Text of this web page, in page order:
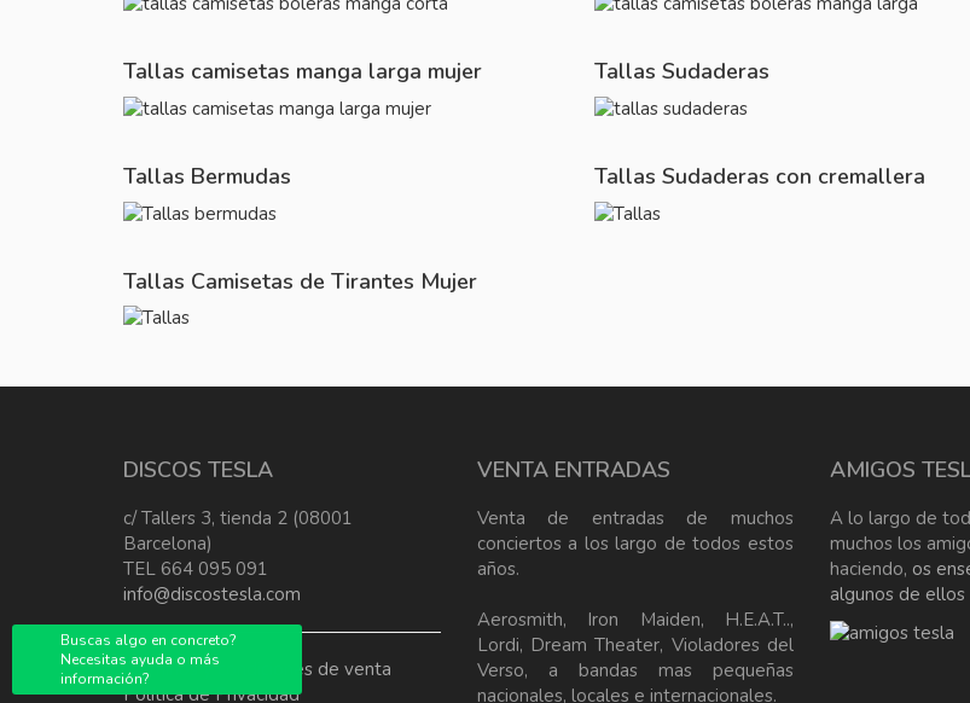
Buscas algo en concreto?
Necesitas ayuda o más
información?
Tallas camisetas manga larga mujer Tallas Sudaderas
Tallas Bermudas Tallas Sudaderas con cremallera
Tallas Camisetas de Tirantes Mujer
DISCOS TESLA
c/ Tallers 3, tienda 2 (08001
Barcelona)
TEL 664 095 091
info@discostesla.com
Terminos y condiciones de venta
Política de Privacidad
VENTA ENTRADAS
Venta de entradas de muchos
conciertos a los largo de todos estos
años.
Aerosmith, Iron Maiden, H.E.A.T..,
Lordi, Dream Theater, Violadores del
Verso, a bandas mas pequeñas
nacionales, locales e internacionales.
AMIGOS
A lo largo de
muchos los
haciendo, os
algunos de ellos